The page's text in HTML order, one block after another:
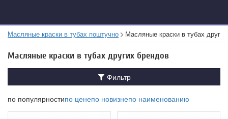
Масляные краски в тубах поштучно Масляные краски в тубах
Масляные краски в тубах других брендов
Фильтр
по популярностипо ценепо новизнепо наименованию